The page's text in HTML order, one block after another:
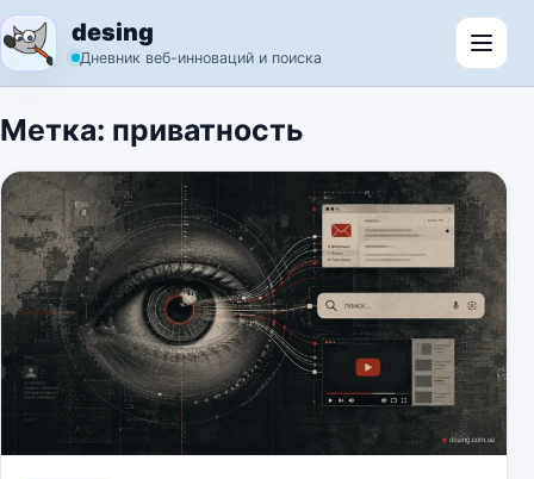
Перейти к содержимому
desing
Дневник веб-инноваций и поиска
Метка: приватность